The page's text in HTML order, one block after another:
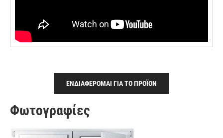
ΕΝΔΙΑΦΕΡΟΜΑΙ ΓΙΑ ΤΟ ΠΡΟΪΟΝ
Φωτογραφίες